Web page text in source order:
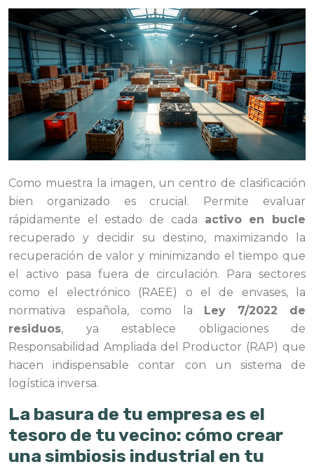
Como muestra la imagen, un centro de clasificación
bien organizado es crucial. Permite evaluar
rápidamente el estado de cada activo en bucle
recuperado y decidir su destino, maximizando la
recuperación de valor y minimizando el tiempo que
el activo pasa fuera de circulación. Para sectores
como el electrónico (RAEE) o el de envases, la
normativa española, como la
Ley 7/2022 de
residuos, ya establece obligaciones de
Responsabilidad Ampliada del Productor (RAP) que
hacen indispensable contar con un sistema de
logística inversa.
La basura de tu empresa es el
tesoro de tu vecino: cómo crear
una simbiosis industrial en tu